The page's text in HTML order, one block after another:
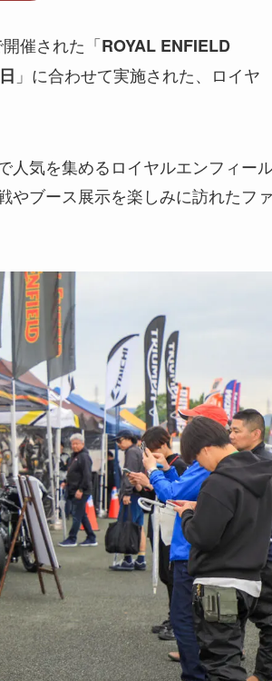
催された「ROYAL ENFIELD
」に合わせて実施された、ロイヤ
人気を集めるロイヤルエンフィー
やブース展示を楽しみに訪れたフ